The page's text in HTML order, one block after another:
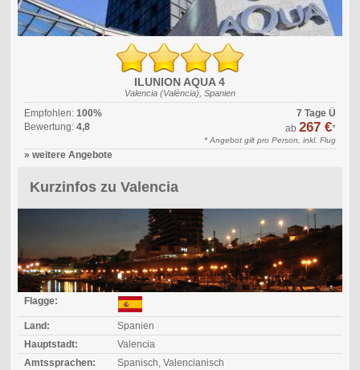
ILUNION AQUA 4
Valencia (València), Spanien
Empfohlen: 100%
Bewertung: 4,8
7 Tage Ü
ab267 €*
* Angebot gilt pro Person, inkl. Flug
» weitere Angebote
Kurzinfos zu Valencia
Flagge:
Land:
Spanien
Hauptstadt:
Valencia
Amtssprachen:
Spanisch, Valencianisch